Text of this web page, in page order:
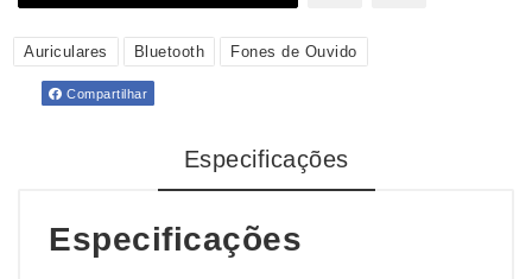
Auriculares Bluetooth Fones de Ouvido
Compartilhar
Especificações
Especificações